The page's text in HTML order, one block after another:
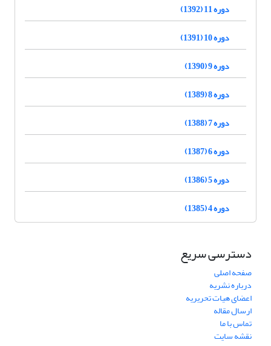
دوره 11 (1392)
دوره 10 (1391)
دوره 9 (1390)
دوره 8 (1389)
دوره 7 (1388)
دوره 6 (1387)
دوره 5 (1386)
دوره 4 (1385)
دسترسی سریع
صفحه اصلی
درباره نشریه
اعضای هیات تحریریه
ارسال مقاله
تماس با ما
نقشه سایت